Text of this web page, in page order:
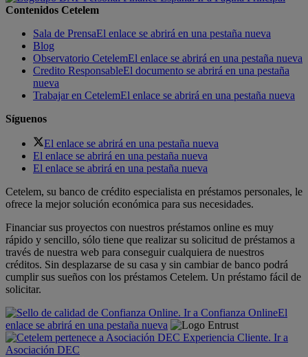
Contenidos Cetelem
Sala de PrensaEl enlace se abrirá en una pestaña nueva
Blog
Observatorio CetelemEl enlace se abrirá en una pestaña nueva
Credito ResponsableEl documento se abrirá en una pestaña
nueva
Trabajar en CetelemEl enlace se abrirá en una pestaña nueva
Síguenos
El enlace se abrirá en una pestaña nueva
El enlace se abrirá en una pestaña nueva
El enlace se abrirá en una pestaña nueva
Cetelem, su banco de crédito especialista en préstamos personales, le
ofrece la mejor solución económica para sus necesidades.
Financiar sus proyectos con nuestros préstamos online es muy
rápido y sencillo, sólo tiene que realizar su solicitud de préstamos a
través de nuestra web para conseguir cualquiera de nuestros
créditos. Sin desplazarse de su casa y sin cambiar de banco podrá
cumplir sus sueños con los préstamos Cetelem. Un préstamo fácil de
solicitar.
El
enlace se abrirá en una pestaña nueva